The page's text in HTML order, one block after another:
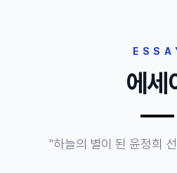
에세
"하늘의 별이 된 윤정희